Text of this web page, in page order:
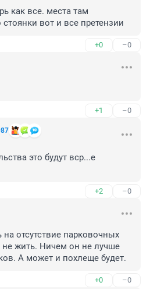
как все. места там
вот и все претензии
+0 –0
+1 –0
это будут вср...е
+2 –0
на отсутствие парковочных
не жить. Ничем он не лучше
А может и похлеще будет.
+0 –0